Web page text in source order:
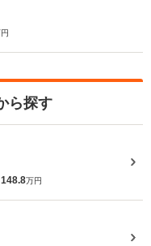
ら探す
148.8万円